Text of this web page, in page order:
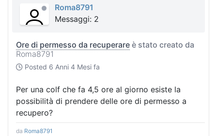
Roma8791
Messaggi: 2
Ore di permesso da recuperare è stato creato da
Roma8791
Posted 6 Anni 4 Mesi fa
Per una colf che fa 4,5 ore al giorno esiste la
possibilità di prendere delle ore di permesso a
recupero?
da Roma8791